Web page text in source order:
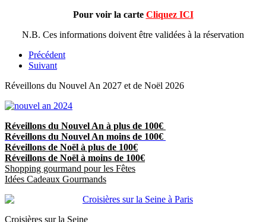
Pour voir la carte Cliquez ICI
N.B. Ces informations doivent être validées à la réservation
Précédent
Suivant
Réveillons du Nouvel An 2027 et de Noël 2026
Réveillons du Nouvel An à plus de 100€
Réveillons du Nouvel An moins de 100€
Réveillons de Noël à plus de 100€
Réveillons de Noël à moins de 100€
Shopping gourmand pour les Fêtes
Idées Cadeaux Gourmands
Croisières sur la Seine